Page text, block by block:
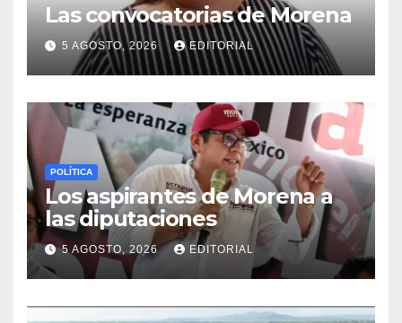
Las convocatorias de Morena
5 AGOSTO, 2026 EDITORIAL
POLÍTICA
Los aspirantes de Morena a
las diputaciones
5 AGOSTO, 2026 EDITORIAL